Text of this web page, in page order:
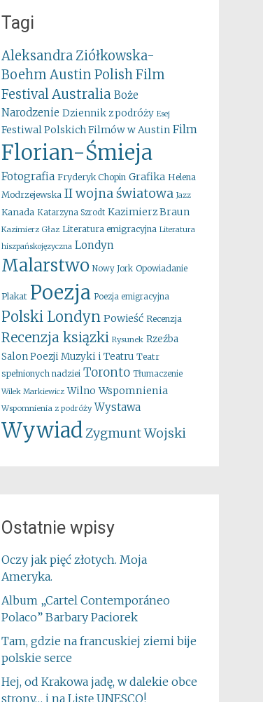
Tagi
Aleksandra Ziółkowska-
Boehm Austin Polish Film
FestivalAustralia Boże
Narodzenie Dziennik z podróży Esej
Festiwal Polskich Filmów w Austin Film
Florian-Śmieja
Fotografia Fryderyk Chopin Grafika Helena
Modrzejewska II wojna światowa Jazz
Kanada Katarzyna Szrodt Kazimierz Braun
Kazimierz Głaz Literatura emigracyjna Literatura
hiszpańskojęzyczna Londyn
Malarstwo Nowy Jork Opowiadanie
Plakat Poezja Poezja emigracyjna
Polski Londyn Powieść Recenzja
Recenzja ksiązki Rysunek Rzeźba
Salon Poezji Muzyki i Teatru Teatr
spełnionych nadziei Toronto Tłumaczenie
Wilek Markiewicz Wilno Wspomnienia
Wspomnienia z podróży Wystawa
WywiadZygmunt Wojski
Ostatnie wpisy
Oczy jak pięć złotych. Moja
Ameryka.
Album „Cartel Contemporáneo
Polaco” Barbary Paciorek
Tam, gdzie na francuskiej ziemi bije
polskie serce
Hej, od Krakowa jadę, w dalekie obce
strony… i na Listę UNESCO!